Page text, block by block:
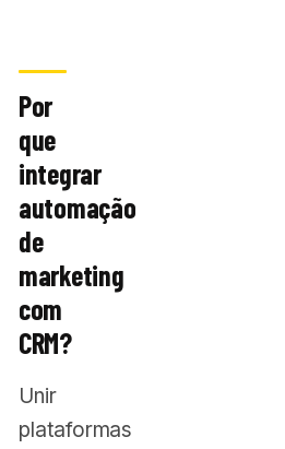
Por
que
integrar
automação
de
marketing
com
CRM?
Unir
plataformas